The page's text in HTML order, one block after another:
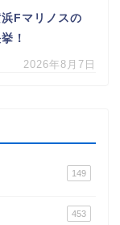
Fマリノスの
！
2026年8月7日
149
453